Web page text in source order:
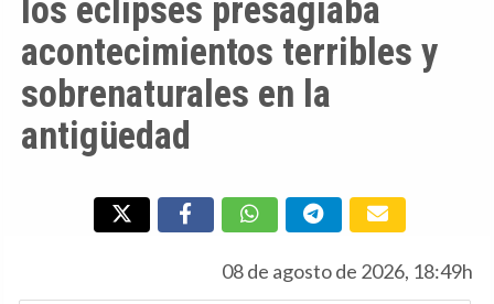
los eclipses presagiaba
acontecimientos terribles y
sobrenaturales en la
antigüedad
08 de agosto de 2026, 18:49h